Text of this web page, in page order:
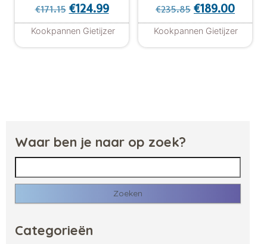
€171.15 Oorspronkelijke prijs was: €171.15.
€124.99Huidige prijs is: €124.99.
Kookpannen Gietijzer
€235.85 €189.00
Kookpannen Gietijzer
Waar ben je naar op zoek?
Zoeken naar:
Categorieën